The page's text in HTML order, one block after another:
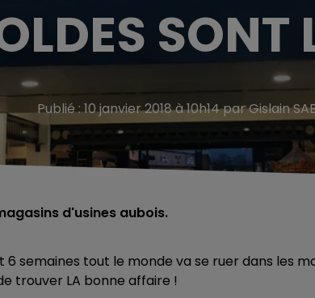
SONT
Publié : 10 janvier 2018 à 10h14 par Gislain
d'usines aubois.
semaines tout le monde va se ruer dans les
trouver LA bonne affaire !